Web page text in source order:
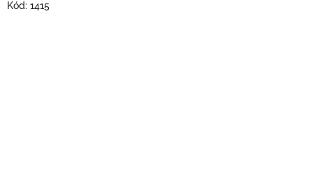
Kód: 1415